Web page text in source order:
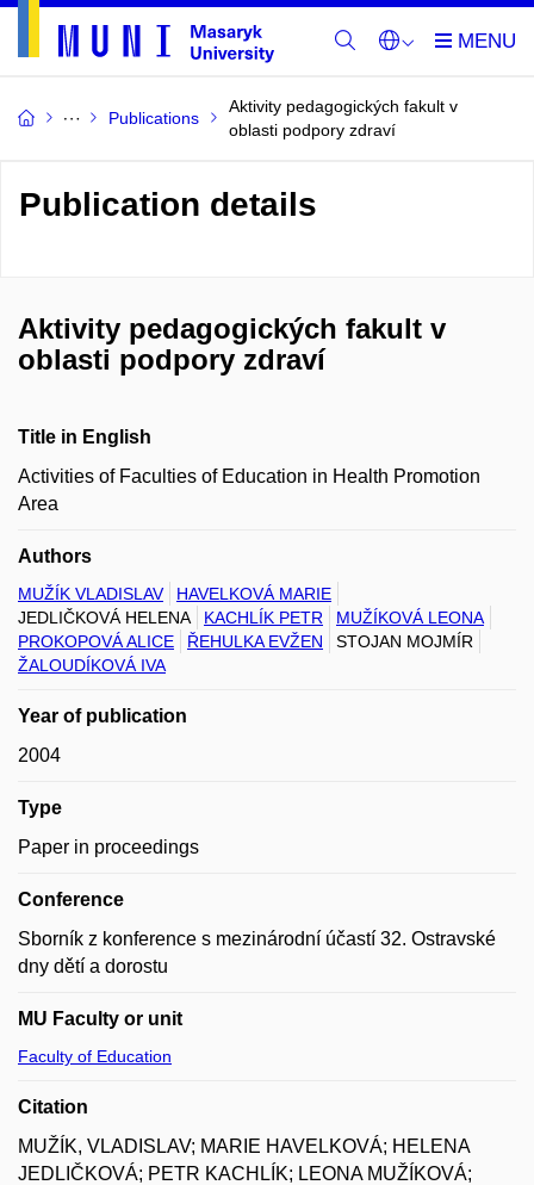
Publications
Aktivity pedagogických fakult v
oblasti podpory zdraví
Publication details
Aktivity pedagogických fakult v
oblasti podpory zdraví
Title in English
Activities of Faculties of Education in Health Promotion
Area
Authors
MUŽÍK VLADISLAV
HAVELKOVÁ MARIE
JEDLIČKOVÁ HELENA
KACHLÍK PETR
MUŽÍKOVÁ LEONA
PROKOPOVÁ ALICE
ŘEHULKA EVŽEN
STOJAN MOJMÍR
ŽALOUDÍKOVÁ IVA
Year of publication
2004
Type
Paper in proceedings
Conference
Sborník z konference s mezinárodní účastí 32. Ostravské
dny dětí a dorostu
MU Faculty or unit
Faculty of Education
Citation
MUŽÍK, VLADISLAV; MARIE HAVELKOVÁ; HELENA
JEDLIČKOVÁ; PETR KACHLÍK; LEONA MUŽÍKOVÁ;